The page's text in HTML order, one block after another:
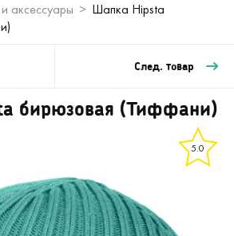
аксессуары
Шапка Hipsta
След. товар
бирюзовая (Тиффани)
5.0